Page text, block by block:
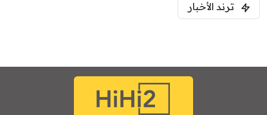
ترند الأخبار